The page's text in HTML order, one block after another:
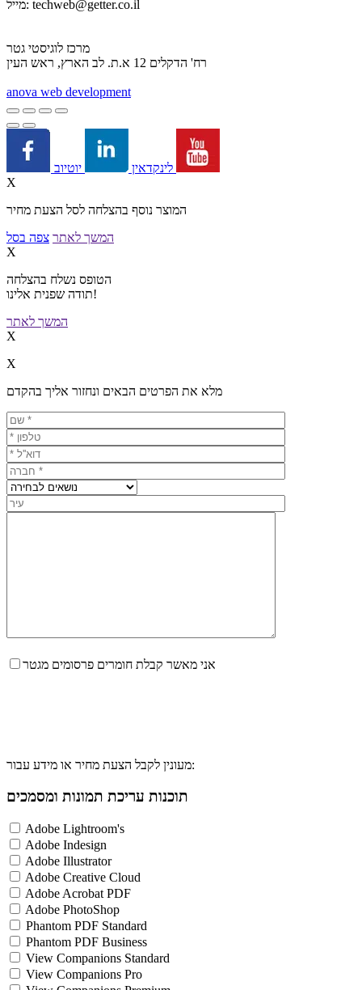
מייל: techweb@getter.co.il
מרכז לוגיסטי גטר
רח' הדקלים 12 א.ת. לב הארץ, ראש העין
anova web development
לינקדאין
X
המוצר נוסף בהצלחה לסל הצעת מחיר
המשך לאתר צפה בסל
X
הטופס נשלח בהצלחה
תודה שפנית אלינו!
המשך לאתר
X
X
מלא את הפרטים הבאים ונחזור אליך בהקדם
אני מאשר קבלת חומרים פרסומים מגטר
מעונין לקבל הצעת מחיר או מידע עבור:
תוכנות עריכת תמונות ומסמכים
Adobe Lightroom's
Adobe Indesign
Adobe Illustrator
Adobe Creative Cloud
Adobe Acrobat PDF
Adobe PhotoShop
Phantom PDF Standard
Phantom PDF Business
View Companions Standard
View Companions Pro